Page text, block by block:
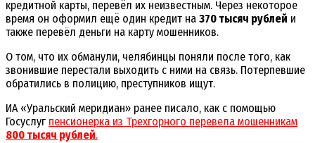
кредитной карты, перевёл их неизвестным. Через некоторое
время он оформил ещё один кредит на 370 тысяч рублей и
также перевёл деньги на карту мошенников.
О том, что их обманули, челябинцы поняли после того, как
звонившие перестали выходить с ними на связь. Потерпевшие
обратились в полицию, преступников ищут.
ИА «Уральский меридиан» ранее писало, как с помощью
Госуслуг пенсионерка из Трехгорного перевела мошенникам
800 тысяч рублей.